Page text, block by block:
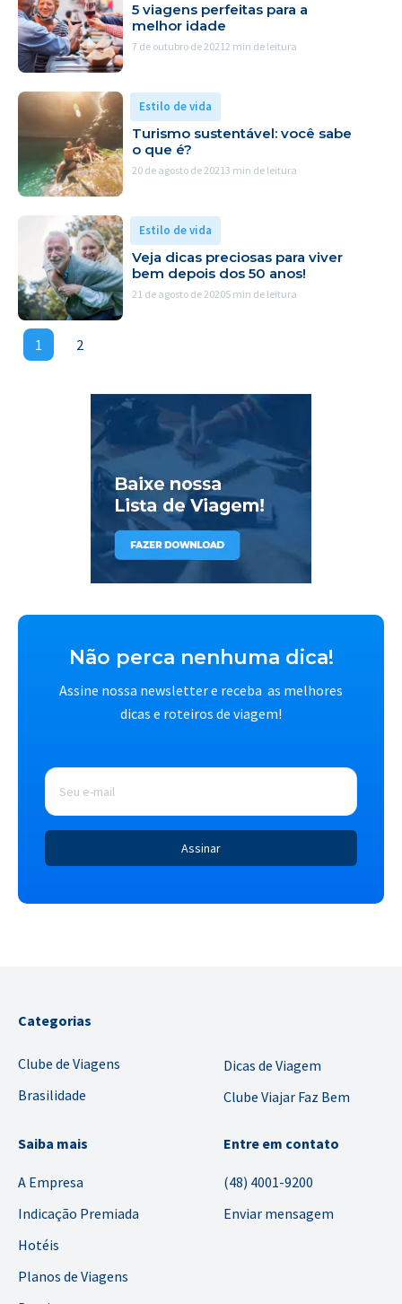
5 viagens perfeitas para a
melhor idade
7 de outubro de 20212 min de leitura
Estilo de vida
Turismo sustentável: você sabe
o que é?
20 de agosto de 20213 min de leitura
Estilo de vida
Veja dicas preciosas para viver
bem depois dos 50 anos!
21 de agosto de 20205 min de leitura
1 2
Não perca nenhuma dica!
Assine nossa newsletter e receba as melhores
dicas e roteiros de viagem!
E-
mail *
Categorias
Clube de Viagens
Brasilidade
Dicas de Viagem
Clube Viajar Faz Bem
Saiba mais
A Empresa
Indicação Premiada
Hotéis
Planos de Viagens
Entre em contato
(48) 4001-9200
Enviar mensagem